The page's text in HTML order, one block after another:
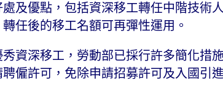
及優點，包括資深移工轉任中階技術
任後的移工名額可再彈性運用。
資深移工，勞動部已採行許多簡化措
僱許可，免除申請招募許可及入國引